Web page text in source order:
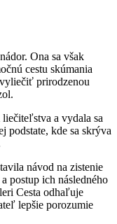
Ona sa však
cestu skúmania
prirodzenou
a vydala sa
podstate, kde sa skrýva
návod na zistenie
postup ich následného
Cesta odhaľuje
lepšie porozumie